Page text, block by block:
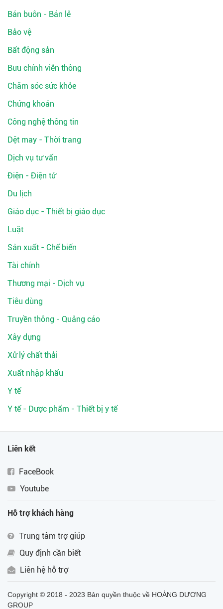
Bán buôn - Bán lẻ
Bảo vệ
Bất động sản
Bưu chính viễn thông
Chăm sóc sức khỏe
Chứng khoán
Công nghệ thông tin
Dệt may - Thời trang
Dịch vụ tư vấn
Điện - Điện tử
Du lịch
Giáo dục - Thiết bị giáo dục
Luật
Sản xuất - Chế biến
Tài chính
Thương mại - Dịch vụ
Tiêu dùng
Truyền thông - Quảng cáo
Xây dựng
Xử lý chất thải
Xuất nhập khẩu
Y tế
Y tế - Dược phẩm - Thiết bị y tế
Liên kết
FaceBook
Youtube
Hỗ trợ khách hàng
Trung tâm trợ giúp
Quy định cần biết
Liên hệ hỗ trợ
Copyright © 2018 - 2023 Bản quyền thuộc về HOÀNG DƯƠNG
GROUP